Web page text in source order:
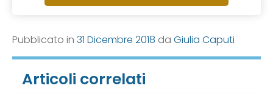
Pubblicato in 31 Dicembre 2018 da Giulia Caputi
Articoli correlati